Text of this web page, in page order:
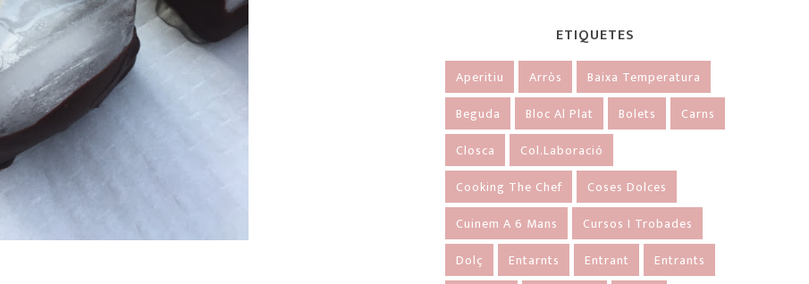
ETIQUETES
Aperitiu Arròs
Baixa Temperatura
Beguda
Bloc Al Plat Bolets
Carns
Closca
Col.laboració
Cooking The Chef
Coses Dolces
Cuinem A 6 Mans
Cursos I Trobades
Dolç
Entarnts Entrant Entrants